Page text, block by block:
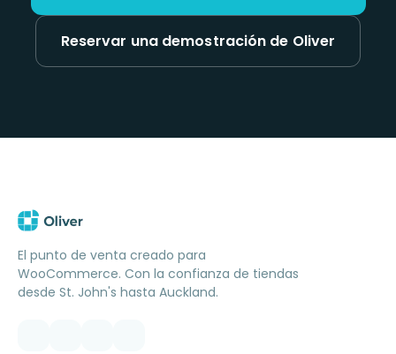
Reservar una demostración de Oliver
El punto de venta creado para
WooCommerce. Con la confianza de tiendas
desde St. John's hasta Auckland.